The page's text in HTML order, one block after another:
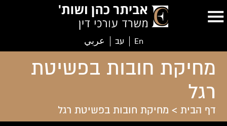
En עב عربي
מחיקת חובות בפשיטת
רגל
דף הבית > מחיקת חובות בפשיטת רגל